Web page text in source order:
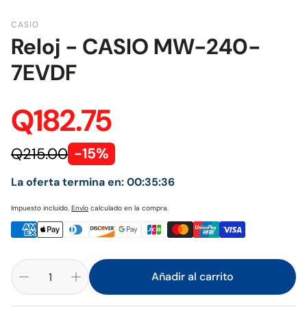
CASIO
Reloj - CASIO MW-240-
7EVDF
Q182.75
Q215.00 -15%
La oferta termina en:00:35:36
Impuesto incluido. Envío calculado en la compra.
Añadir al carrito